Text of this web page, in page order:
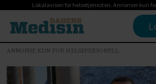
Lokalavisen for helsetjenesten. Annonser kun
ANNONSE KUN FOR HELSEPERSONELL